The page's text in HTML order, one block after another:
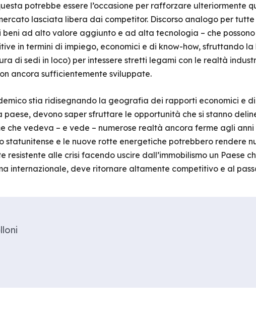
potrebbe essere l’occasione per rafforzare ulteriormente
lasciata libera dai competitor. Discorso analogo per tutte
ad alto valore aggiunto e ad alta tecnologia – che
in termini di impiego, economici e di know-how, sfruttando la
di sedi in loco) per intessere stretti legami con le realtà
ancora sufficientemente sviluppate.
stia ridisegnando la geografia dei rapporti economici e
paese, devono saper sfruttare le opportunità che si stanno
vedeva – e vede – numerose realtà ancora ferme agli anni
statunitense e le nuove rotte energetiche potrebbero rendere
alle crisi facendo uscire dall’immobilismo un Paese
internazionale, deve ritornare altamente competitivo e al